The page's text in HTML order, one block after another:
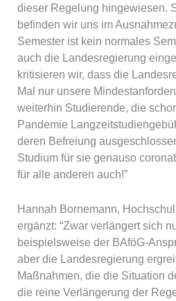
dieser Regelung hingewiesen.
befinden wir uns im
Semester ist kein normales
auch die Landesregierung
kritisieren wir, dass die
Mal nur unsere
weiterhin Studierende, die
Pandemie
deren Befreiung
Studium für sie genauso
für alle anderen auch!”
Hannah Bornemann,
ergänzt: “Zwar verlängert sich
beispielsweise der BAföG-
aber die Landesregierung
Maßnahmen, die die Situation
die reine Verlängerung der